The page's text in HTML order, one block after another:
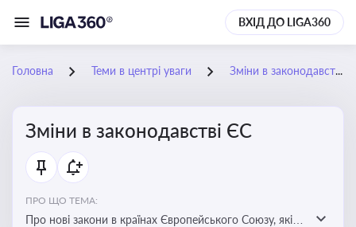
ВХІД ДО LIGA360
Головна Теми в центрі уваги Зміни в законодавстві ЄС
Зміни в законодавстві ЄС
ПРО ЩО ТЕМА:
Про нові закони в країнах Європейського Союзу, які